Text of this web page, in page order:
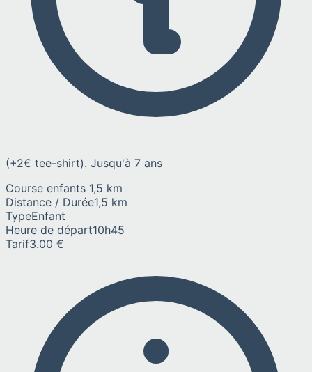
(+2€ tee-shirt). Jusqu'à 7 ans
Course enfants 1,5 km
Distance / Durée1,5 km
TypeEnfant
Heure de départ10h45
Tarif3.00 €